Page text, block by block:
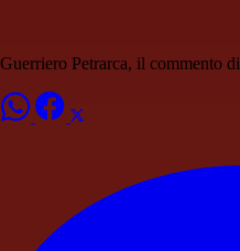
Guerriero Petrarca, il commento